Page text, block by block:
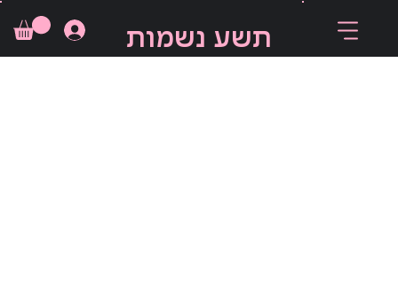
תשע נשמות